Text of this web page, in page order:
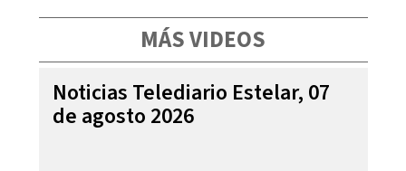
MÁS VIDEOS
Noticias Telediario Estelar, 07
de agosto 2026